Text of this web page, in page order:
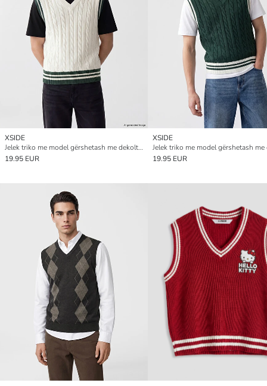
XSIDE
Jelek triko me model gërshetash me dekolte V për meshkuj
19.95 EUR
XSIDE
19.95 EUR